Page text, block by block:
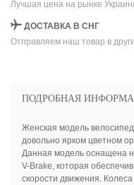
Лучшая цена на рынке
ДОСТАВКА В СНГ
Отправляем наш товар в
ПОДРОБНАЯ
Женская модель
довольно ярком цветном
Данная модель оснащена
V-Brake, которая
скорости движения.